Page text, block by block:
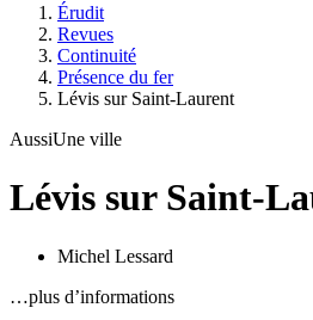
Érudit
Revues
Continuité
Présence du fer
Lévis sur Saint-Laurent
AussiUne ville
Lévis sur Saint-
Michel Lessard
…plus d’informations